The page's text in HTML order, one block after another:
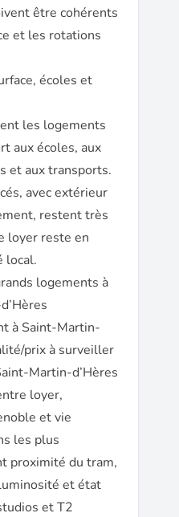
être cohérents
et les rotations
écoles et
les logements
aux écoles, aux
et aux transports.
avec extérieur
restent très
loyer reste en
local.
logements à
à Saint-Martin-
prix à surveiller
Martin-d’Hères
loyer,
et vie
les plus
proximité du tram,
et état
et T2